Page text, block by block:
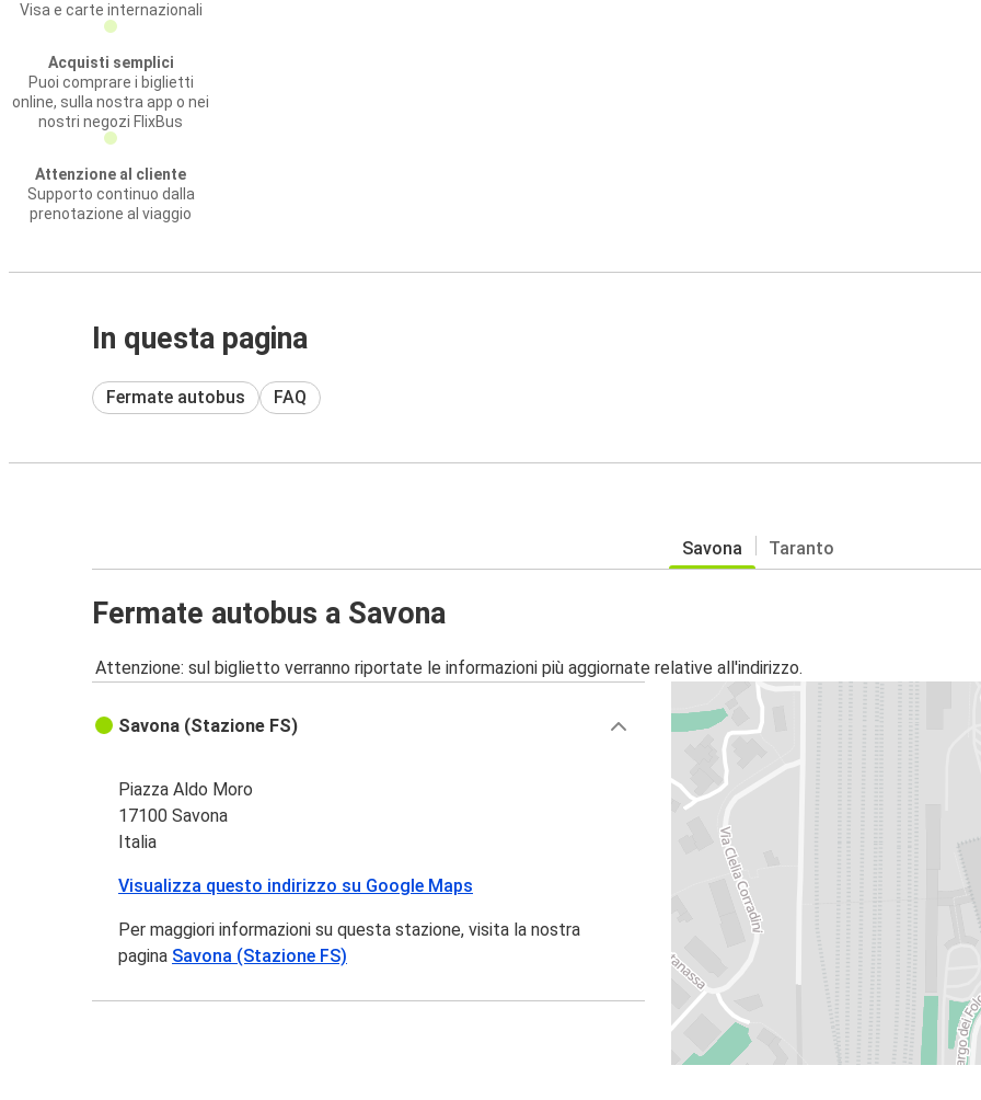
Visa e carte internazionali
Acquisti semplici
Puoi comprare i biglietti
online, sulla nostra app o nei
nostri negozi FlixBus
Attenzione al cliente
Supporto continuo dalla
prenotazione al viaggio
In questa pagina
Fermate autobus FAQ
Savona Taranto
Fermate autobus a Savona
Attenzione: sul biglietto verranno riportate le informazioni più aggiornate relative all'indirizzo.
Savona (Stazione FS)
Piazza Aldo Moro
17100 Savona
Italia
Visualizza questo indirizzo su Google Maps
Per maggiori informazioni su questa stazione, visita la nostra
pagina Savona (Stazione FS)